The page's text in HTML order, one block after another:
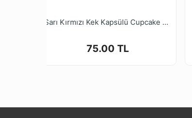
Sarı Kırmızı Kek Kapsülü Cupcake Kalıbı 15 Adet
75.00 TL